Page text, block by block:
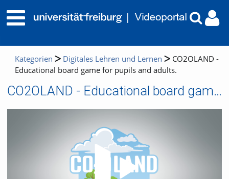
Kategorien Digitales Lehren und Lernen
CO2OLAND -
Educational board game for pupils and adults.
CO2OLAND - Educational board game for pupils and adults.